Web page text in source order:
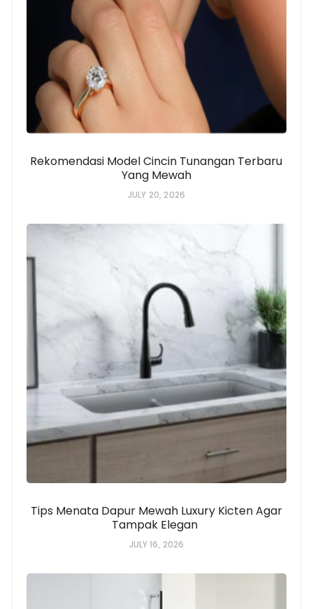
Rekomendasi Model Cincin Tunangan Terbaru
Yang Mewah
JULY 20, 2026
Tips Menata Dapur Mewah Luxury Kicten Agar
Tampak Elegan
JULY 16, 2026